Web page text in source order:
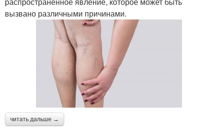
вызвано различными причинами.
читать дальше →